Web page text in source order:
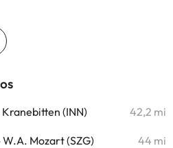
(INN) 42,2 mi
Mozart (SZG) 44 mi